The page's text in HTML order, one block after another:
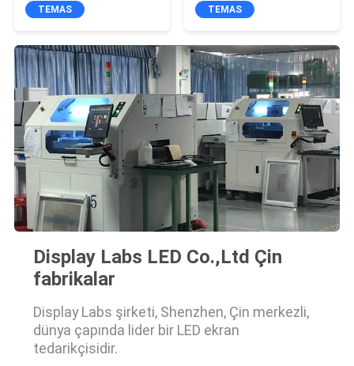
TEMAS
Sahip Özelleştirilmiş
TEMAS
Display Labs LED Co.,Ltd Çin
fabrikalar
Display Labs şirketi, Shenzhen, Çin merkezli,
dünya çapında lider bir LED ekran
tedarikçisidir.